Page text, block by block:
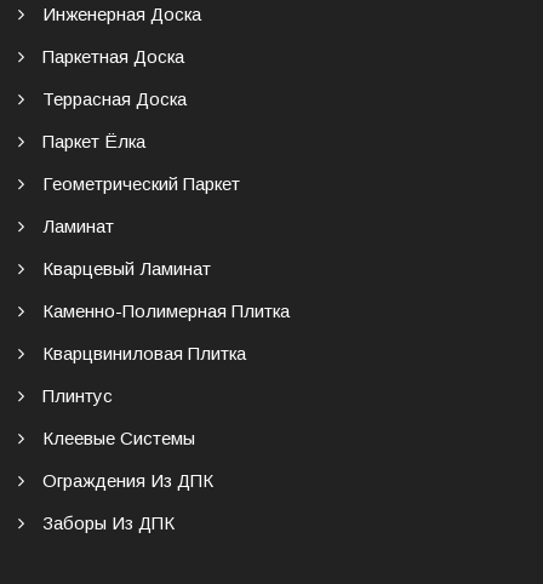
Инженерная Доска
Паркетная Доска
Террасная Доска
Паркет Ёлка
Геометрический Паркет
Ламинат
Кварцевый Ламинат
Каменно-Полимерная Плитка
Кварцвиниловая Плитка
Плинтус
Клеевые Системы
Ограждения Из ДПК
Заборы Из ДПК